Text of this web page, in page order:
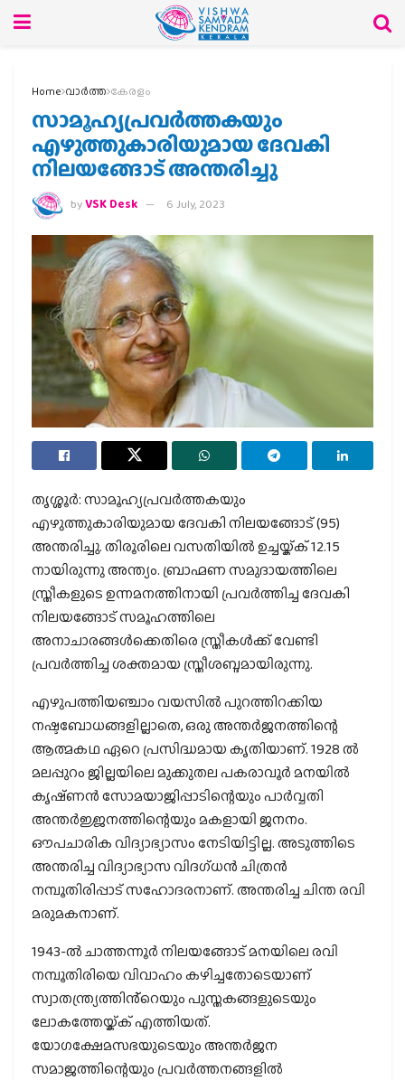
Home വാര്‍ത്ത കേരളം
സാമൂഹ്യപ്രവർത്തകയും
എഴുത്തുകാരിയുമായ ദേവകി
നിലയങ്ങോട് അന്തരിച്ചു
byVSK Desk 6 July, 2023
തൃശ്ശൂർ: സാമൂഹ്യപ്രവർത്തകയും
എഴുത്തുകാരിയുമായ ദേവകി നിലയങ്ങോട് (95)
അന്തരിച്ചു. തിരൂരിലെ വസതിയിൽ ഉച്ചയ്ക്ക് 12.15
നായിരുന്നു അന്ത്യം. ബ്രാഹ്മണ സമുദായത്തിലെ
സ്ത്രീകളുടെ ഉന്നമനത്തിനായി പ്രവർത്തിച്ച ദേവകി
നിലയങ്ങോട് സമൂഹത്തിലെ
അനാചാരങ്ങൾക്കെതിരെ സ്ത്രീകൾക്ക് വേണ്ടി
പ്രവർത്തിച്ച ശക്തമായ സ്ത്രീശബ്ദമായിരുന്നു.
എഴുപത്തിയഞ്ചാം വയസിൽ പുറത്തിറക്കിയ
നഷ്ടബോധങ്ങളില്ലാതെ, ഒരു അന്തർജനത്തിന്റെ
ആത്മകഥ ഏറെ പ്രസിദ്ധമായ കൃതിയാണ്. 1928 ൽ
മലപ്പുറം ജില്ലയിലെ മുക്കുതല പകരാവൂർ മനയിൽ
കൃഷ്‌ണൻ സോമയാജിപ്പാടിന്റെയും പാർവ്വതി
അന്തർജ്ജനത്തിന്റെയും മകളായി ജനനം.
ഔപചാരിക വിദ്യാഭ്യാസം നേടിയിട്ടില്ല. അടുത്തിടെ
അന്തരിച്ച വിദ്യാഭ്യാസ വിദഗ്ധൻ ചിത്രൻ
നമ്പൂതിരിപ്പാട് സഹോദരനാണ്. അന്തരിച്ച ചിന്ത രവി
മരുമകനാണ്.
1943-ൽ ചാത്തന്നൂർ നിലയങ്ങോട്‌ മനയിലെ രവി
നമ്പൂതിരിയെ വിവാഹം കഴിച്ചതോടെയാണ്
സ്വാതന്ത്ര്യത്തിൻ്റെയും പുസ്തകങ്ങളുടെയും
ലോകത്തേയ്ക്ക് എത്തിയത്.
യോഗക്ഷേമസഭയുടെയും അന്തര്‍ജന
സമാജത്തിന്റെയും പ്രവര്‍ത്തനങ്ങളില്‍